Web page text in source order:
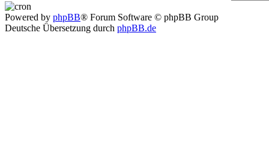
Powered by phpBB® Forum Software © phpBB Group
Deutsche Übersetzung durch phpBB.de